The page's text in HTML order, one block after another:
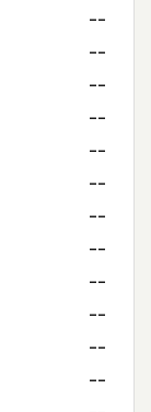
--
--
--
--
--
--
--
--
--
--
--
--